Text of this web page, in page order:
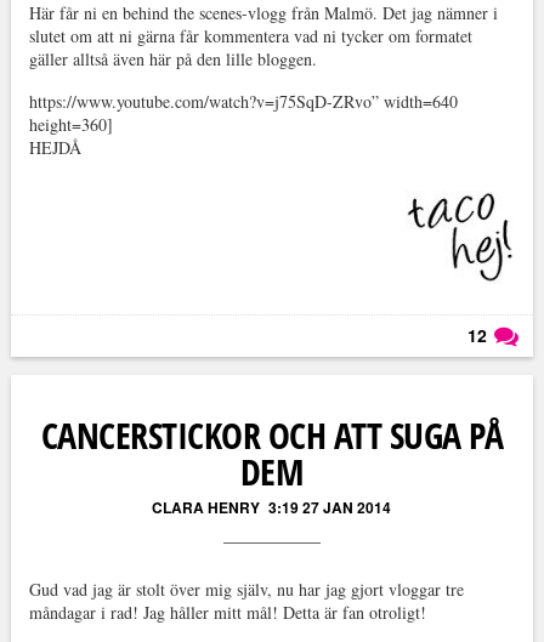
Här får ni en behind the scenes-vlogg från Malmö. Det jag nämner i
slutet om att ni gärna får kommentera vad ni tycker om formatet
gäller alltså även här på den lille bloggen.
https://www.youtube.com/watch?v=j75SqD-ZRvo” width=640
height=360]
HEJDÅ
12
CANCERSTICKOR OCH ATT SUGA PÅ
DEM
CLARA HENRY 3:19 27 JAN 2014
Gud vad jag är stolt över mig själv, nu har jag gjort vloggar tre
måndagar i rad! Jag håller mitt mål! Detta är fan otroligt!